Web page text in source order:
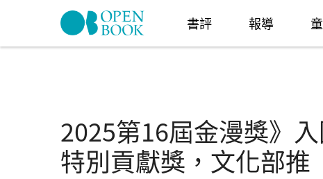
Skip to navigation
書評 報導
2025第16屆金漫獎》
特別貢獻獎，文化部推